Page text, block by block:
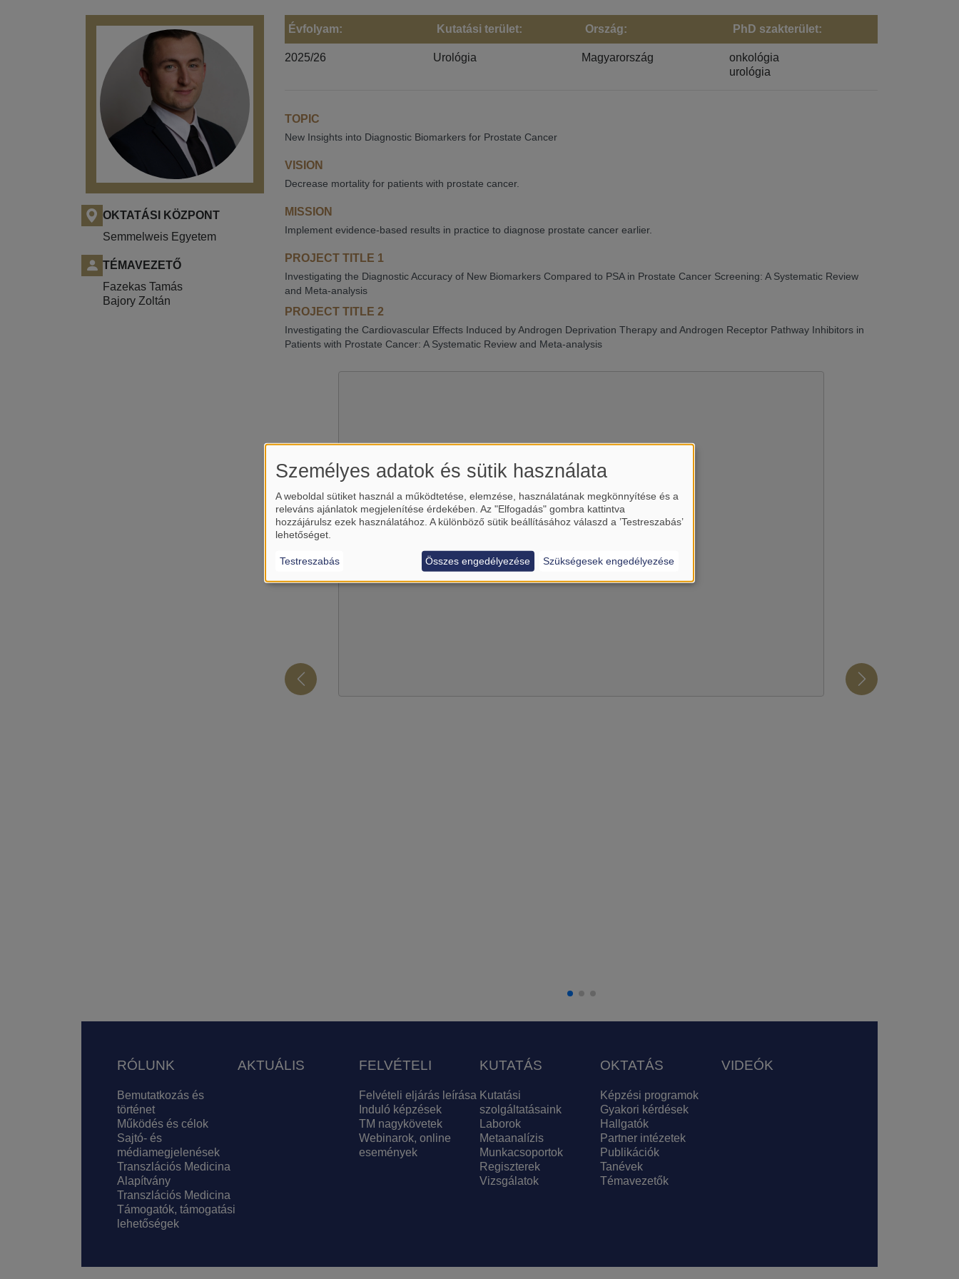
OKTATÁSI KÖZPONT
Semmelweis Egyetem
TÉMAVEZETŐ
Fazekas Tamás
Bajory Zoltán
Évfolyam:
2025/26
Kutatási terület:
Urológia
Ország:
Magyarország
PhD szakterület:
onkológia
urológia
TOPIC
New Insights into Diagnostic Biomarkers for Prostate Cancer
VISION
Decrease mortality for patients with prostate cancer.
MISSION
Implement evidence-based results in practice to diagnose prostate cancer earlier.
PROJECT TITLE 1
Investigating the Diagnostic Accuracy of New Biomarkers Compared to PSA in Prostate Cancer Screening: A Systematic Review
and Meta-analysis
PROJECT TITLE 2
Investigating the Cardiovascular Effects Induced by Androgen Deprivation Therapy and Androgen Receptor Pathway Inhibitors in
Patients with Prostate Cancer: A Systematic Review and Meta-analysis
Betölti a(z) YouTubekülső tartalmát?
Manage privacy settings
Lábléc
RÓLUNK
Bemutatkozás és
történet
Működés és célok
Sajtó- és
médiamegjelenések
Transzlációs Medicina
Alapítvány
Transzlációs Medicina
Támogatók, támogatási
lehetőségek
AKTUÁLIS FELVÉTELI
Felvételi eljárás leírása
Induló képzések
TM nagykövetek
Webinarok, online
események
KUTATÁS
Kutatási
szolgáltatásaink
Laborok
Metaanalízis
Munkacsoportok
Regiszterek
Vizsgálatok
OKTATÁS
Képzési programok
Gyakori kérdések
Hallgatók
Partner intézetek
Publikációk
Tanévek
Témavezetők
VIDEÓK
Személyes adatok és sütik használata
A weboldal sütiket használ a működtetése, elemzése, használatának megkönnyítése és a
releváns ajánlatok megjelenítése érdekében. Az "Elfogadás" gombra kattintva
hozzájárulsz ezek használatához. A különböző sütik beállításához válaszd a ’Testreszabás’
lehetőséget.
Testreszabás Szükségesek engedélyezése
Összes engedélyezése